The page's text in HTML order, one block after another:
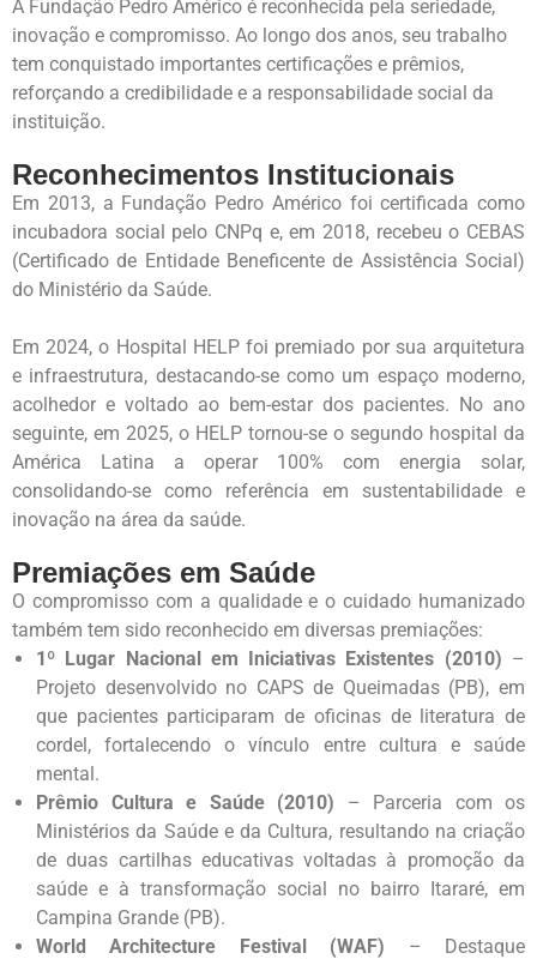
A Fundação Pedro Américo é reconhecida pela seriedade,
inovação e compromisso. Ao longo dos anos, seu trabalho
tem conquistado importantes certificações e prêmios,
reforçando a credibilidade e a responsabilidade social da
instituição.
Reconhecimentos Institucionais
Em 2013, a Fundação Pedro Américo foi certificada como
incubadora social pelo CNPq e, em 2018, recebeu o CEBAS
(Certificado de Entidade Beneficente de Assistência Social)
do Ministério da Saúde.
Em 2024, o Hospital HELP foi premiado por sua arquitetura
e infraestrutura, destacando-se como um espaço moderno,
acolhedor e voltado ao bem-estar dos pacientes. No ano
seguinte, em 2025, o HELP tornou-se o segundo hospital da
América Latina a operar 100% com energia solar,
consolidando-se como referência em sustentabilidade e
inovação na área da saúde.
Premiações em Saúde
O compromisso com a qualidade e o cuidado humanizado
também tem sido reconhecido em diversas premiações:
1º Lugar Nacional em Iniciativas Existentes (2010) –
Projeto desenvolvido no CAPS de Queimadas (PB), em
que pacientes participaram de oficinas de literatura de
cordel, fortalecendo o vínculo entre cultura e saúde
mental.
Prêmio Cultura e Saúde (2010) – Parceria com os
Ministérios da Saúde e da Cultura, resultando na criação
de duas cartilhas educativas voltadas à promoção da
saúde e à transformação social no bairro Itararé, em
Campina Grande (PB).
World Architecture Festival (WAF) – Destaque